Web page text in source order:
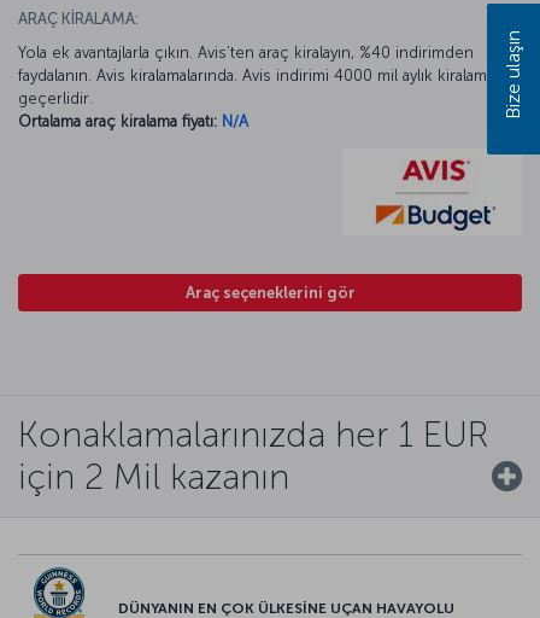
ARAÇ KİRALAMA:
Yola ek avantajlarla çıkın. Avis’ten araç kiralayın, %40 indirimden
faydalanın. Avis kiralamalarında. Avis indirimi 4000 mil aylık kiralamada
geçerlidir.
Ortalama araç kiralama fiyatı: N/A
Araç seçeneklerini gör
Konaklamalarınızda her 1 EUR
için 2 Mil kazanın
DÜNYANIN EN ÇOK ÜLKESİNE UÇAN HAVAYOLU
Bize ulaşın